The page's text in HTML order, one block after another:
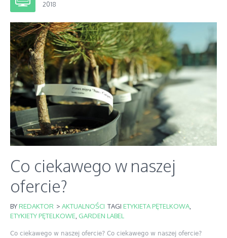
2018
Co ciekawego w naszej
ofercie?
BYREDAKTOR > AKTUALNOŚCI TAGI ETYKIETA PĘTELKOWA,
ETYKIETY PĘTELKOWE, GARDEN LABEL
Co ciekawego w naszej ofercie? Co ciekawego w naszej ofercie?